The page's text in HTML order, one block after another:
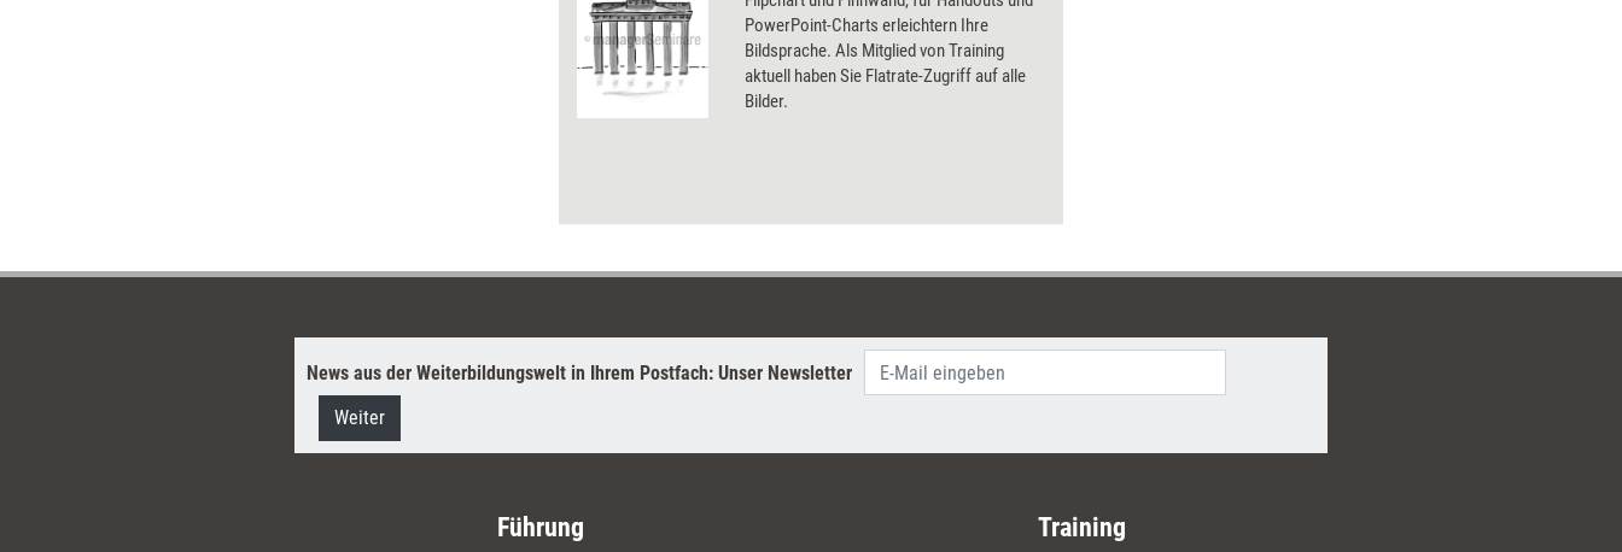
PowerPoint-Charts erleichtern Ihre
Bildsprache. Als Mitglied von Training
aktuell haben Sie Flatrate-Zugriff auf alle
Bilder.
News aus der Weiterbildungswelt in Ihrem Postfach: Unser Newsletter
Weiter
Führung Training